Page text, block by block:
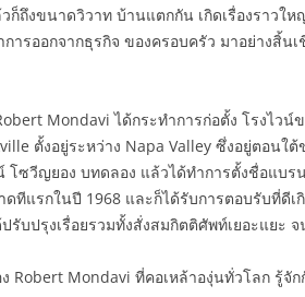
ก็ถึงขนาดวิวาท บ้านแตกกัน เกิดเรื่องราวใ
ารออกจากธุรกิจ ของครอบครัว มาอย่างสิ้น
Mondavi ได้กระทำการก่อตั้ง โรงไวน์
ตั้งอยู่ระหว่าง Napa Valley ซึ่งอยู่ตอนใต้
โซวีญยอง บทดลอง แล้วได้ทำการตั้งชื่อแบร
ดทีแรกในปี 1968 และก็ได้รับการตอบรับที่ดี
ปรับปรุงเรื่อยรวมทั้งสั่งสมกิตติศัพท์เยอะแยะ
Robert Mondavi ที่คอเหล้าองุ่นทั่วโลก รู้จัก